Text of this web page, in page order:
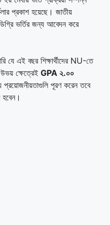
প্রকাশ হয়েছে। জাতীয়
ভর্তির জন্য আবেদন করে
যে এই বছর শিক্ষার্থীদের NU-তে
উভয় ক্ষেত্রেই GPA ২.০০
প্রয়োজনীয়তাগুলি পূরণ করেন তবে